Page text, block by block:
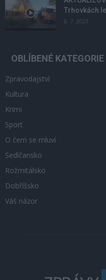
Trhovkách
8. 7. 2023
OBLÍBENÉ KATEGORIE
Zpravodajství
Kultura
Krimi
Sport
O čem se mluví
Sedlčansko
Rožmitálsko
Dobříšsko
Váš názor